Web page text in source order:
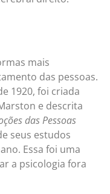
mais
das pessoas.
1920, foi criada
e descrita
das Pessoas
seus estudos
Essa foi uma
a psicologia fora